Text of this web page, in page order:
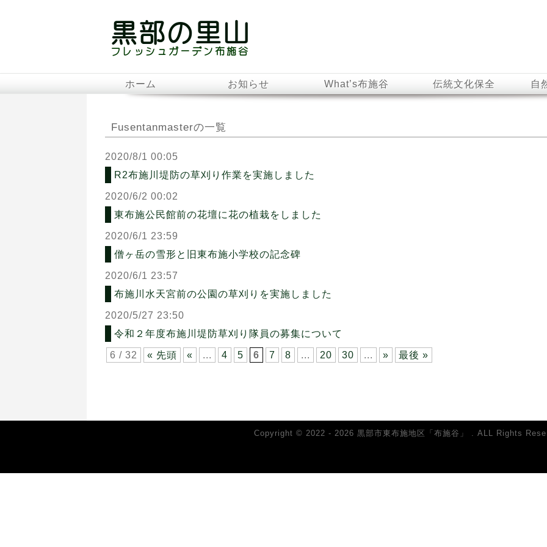
ホーム お知らせ What’s布施谷 伝統文化保全 自
Fusentanmasterの一覧
2020/8/1 00:05
R2布施川堤防の草刈り作業を実施しました
2020/6/2 00:02
東布施公民館前の花壇に花の植栽をしました
2020/6/1 23:59
僧ヶ岳の雪形と旧東布施小学校の記念碑
2020/6/1 23:57
布施川水天宮前の公園の草刈りを実施しました
2020/5/27 23:50
令和２年度布施川堤防草刈り隊員の募集について
6 / 32 « 先頭 « ... 4 5 6 7 8 ... 20 30 ... » 最後 »
Copyright © 2022 - 2026 黒部市東布施地区「布施谷」 . ALL Rights